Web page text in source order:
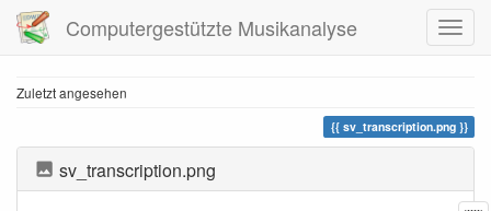
Computergestützte Musikanalyse
Zuletzt angesehen
sv_transcription.png
sv_transcription.png